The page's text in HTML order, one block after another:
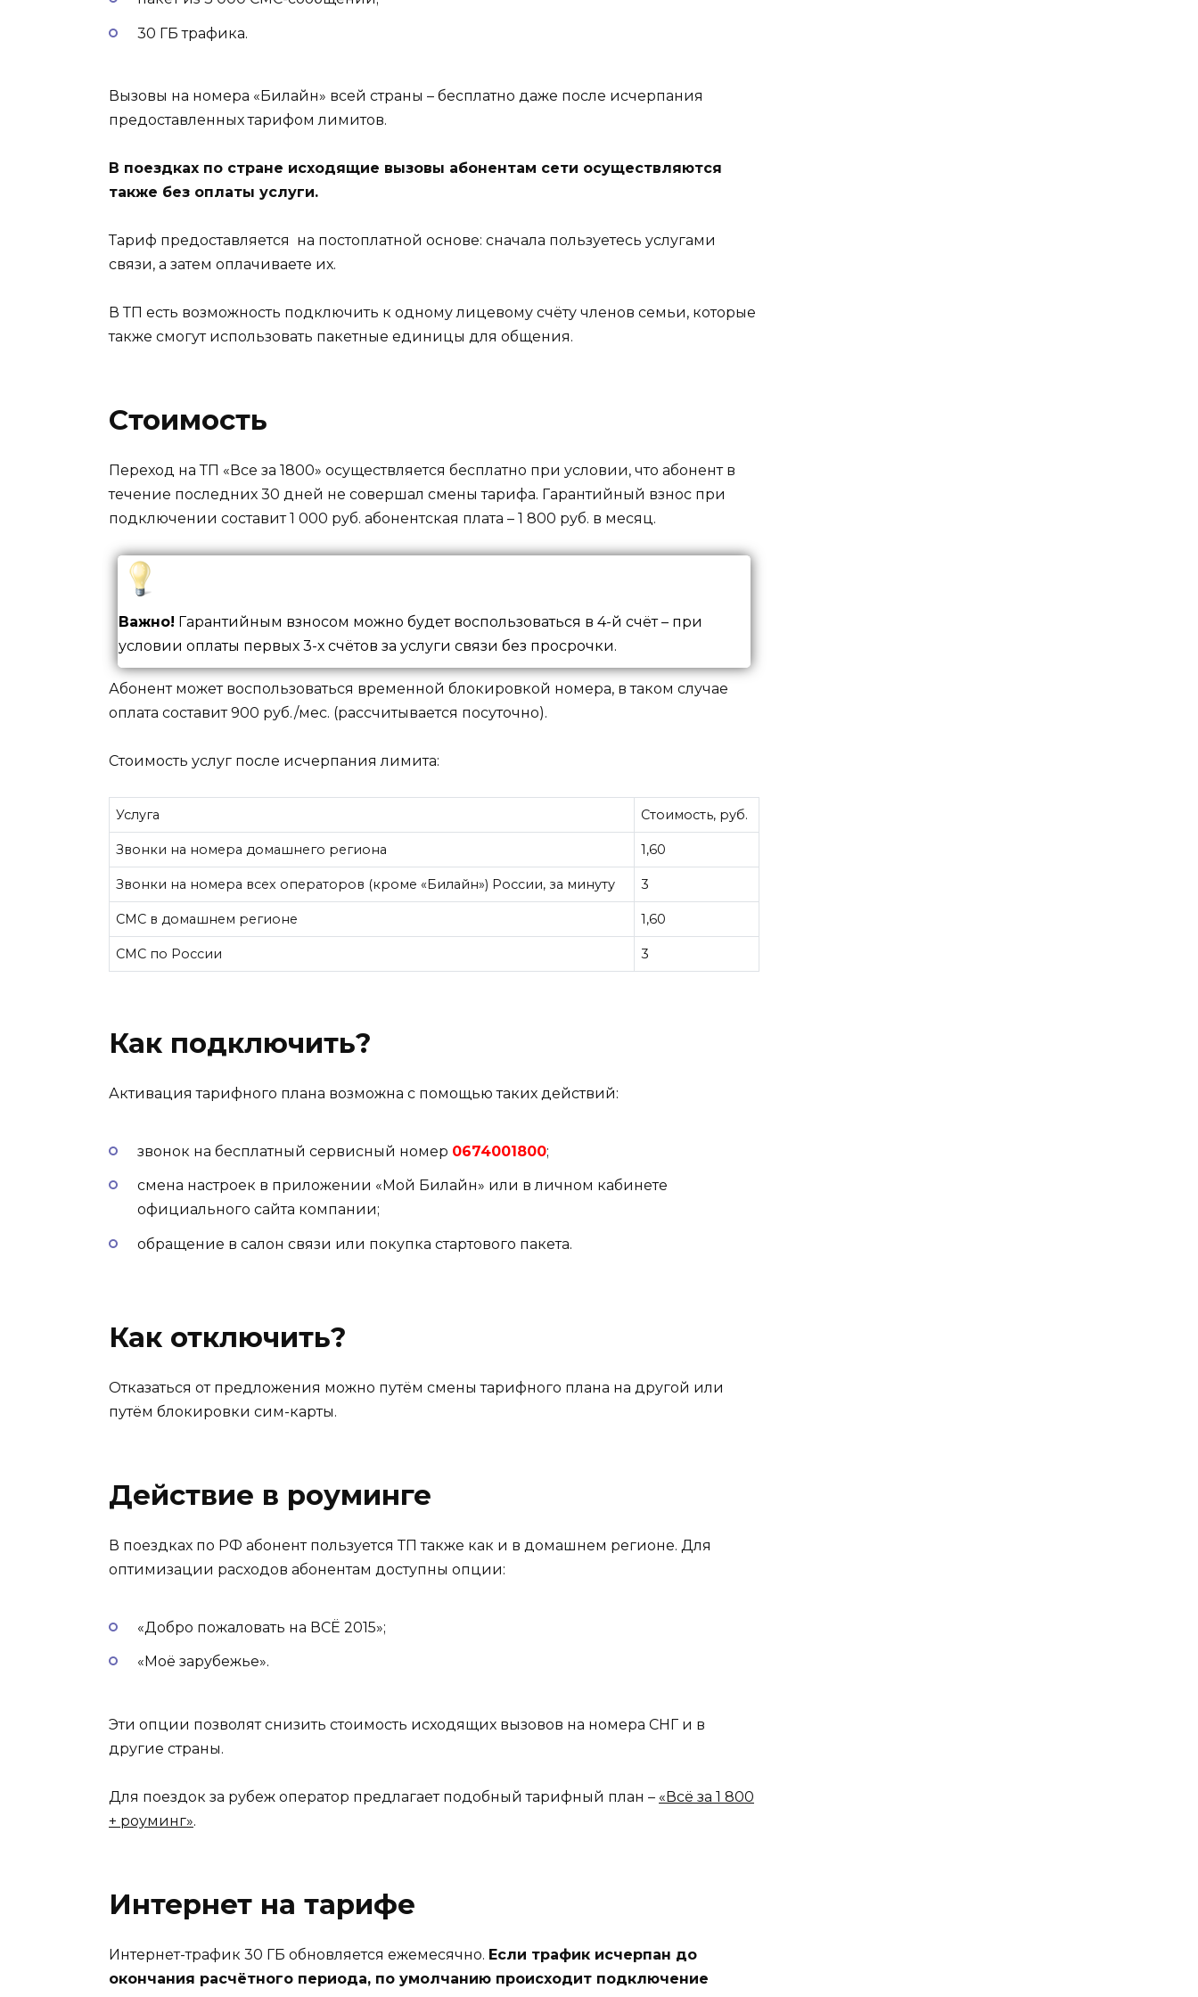
30 ГБ трафика.
Вызовы на номера «Билайн» всей страны – бесплатно даже после исчерпания
предоставленных тарифом лимитов.
В поездках по стране исходящие вызовы абонентам сети осуществляются
также без оплаты услуги.
Тариф предоставляется на постоплатной основе: сначала пользуетесь услугами
связи, а затем оплачиваете их.
В ТП есть возможность подключить к одному лицевому счёту членов семьи, которые
также смогут использовать пакетные единицы для общения.
Стоимость
Переход на ТП «Все за 1800» осуществляется бесплатно при условии, что абонент в
течение последних 30 дней не совершал смены тарифа. Гарантийный взнос при
подключении составит 1 000 руб. абонентская плата – 1 800 руб. в месяц.
Важно! Гарантийным взносом можно будет воспользоваться в 4-й счёт – при
условии оплаты первых 3-х счётов за услуги связи без просрочки.
Абонент может воспользоваться временной блокировкой номера, в таком случае
оплата составит 900 руб./мес. (рассчитывается посуточно).
Стоимость услуг после исчерпания лимита:
Услуга Стоимость, руб.
Звонки на номера домашнего региона 1,60
Звонки на номера всех операторов (кроме «Билайн») России, за минуту 3
СМС в домашнем регионе 1,60
СМС по России 3
Как подключить?
Активация тарифного плана возможна с помощью таких действий:
звонок на бесплатный сервисный номер 0674001800;
смена настроек в приложении «Мой Билайн» или в личном кабинете
официального сайта компании;
обращение в салон связи или покупка стартового пакета.
Как отключить?
Отказаться от предложения можно путём смены тарифного плана на другой или
путём блокировки сим-карты.
Действие в роуминге
В поездках по РФ абонент пользуется ТП также как и в домашнем регионе. Для
оптимизации расходов абонентам доступны опции:
«Добро пожаловать на ВСЁ 2015»;
«Моё зарубежье».
Эти опции позволят снизить стоимость исходящих вызовов на номера СНГ и в
другие страны.
Для поездок за рубеж оператор предлагает подобный тарифный план – «Всё за 1 800
+ роуминг».
Интернет на тарифе
Интернет-трафик 30 ГБ обновляется ежемесячно. Если трафик исчерпан до
окончания расчётного периода, по умолчанию происходит подключение